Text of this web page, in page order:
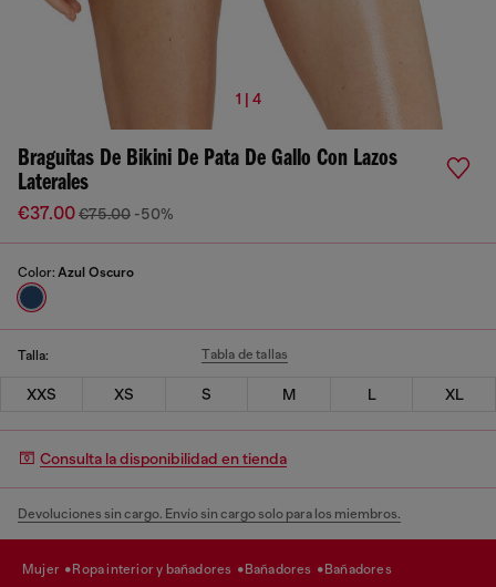
1 | 4
Braguitas De Bikini De Pata De Gallo Con Lazos
Laterales
€37.00€75.00 -50%
Color: Azul Oscuro
Talla: Tabla de tallas
XXS XS S M L XL
Consulta la disponibilidad en tienda
Devoluciones sin cargo. Envío sin cargo solo para los miembros.
mujer ropa interior y bañadores bañadores bañadores